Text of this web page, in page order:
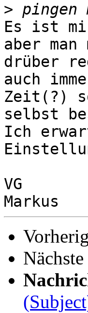
>
Es ist
aber
drüber
auch
Zeit(?)
selbst
Ich
VG